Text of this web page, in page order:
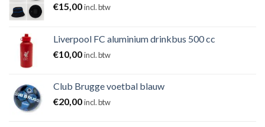
€15,00incl. btw
Liverpool FC aluminium drinkbus 500 cc
€10,00incl. btw
Club Brugge voetbal blauw
€20,00incl. btw